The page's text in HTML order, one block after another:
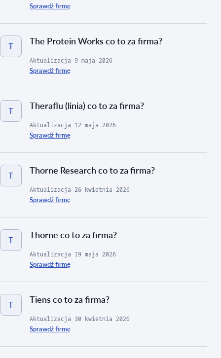
Sprawdź firmę
T The Protein Works co to za firma?
Aktualizacja 9 maja 2026
Sprawdź firmę
T Theraflu (linia) co to za firma?
Aktualizacja 12 maja 2026
Sprawdź firmę
T Thorne Research co to za firma?
Aktualizacja 26 kwietnia 2026
Sprawdź firmę
T Thorne co to za firma?
Aktualizacja 19 maja 2026
Sprawdź firmę
T Tiens co to za firma?
Aktualizacja 30 kwietnia 2026
Sprawdź firmę